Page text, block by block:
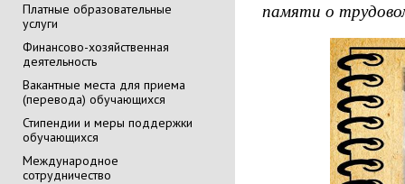
Платные образовательные
услуги
Финансово-хозяйственная
деятельность
Вакантные места для приема
(перевода) обучающихся
Стипендии и меры поддержки
обучающихся
Международное
сотрудничество
памяти о